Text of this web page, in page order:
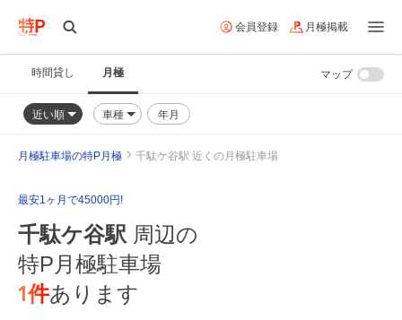
会員登録 月極掲載
時間貸し 月極
近い順 車種 年月
マップ
月極駐車場の特P月極 千駄ケ谷駅 近くの月極駐車場
最安1ヶ月で45000円!
千駄ケ谷駅 周辺の
特P月極駐車場
1件あります